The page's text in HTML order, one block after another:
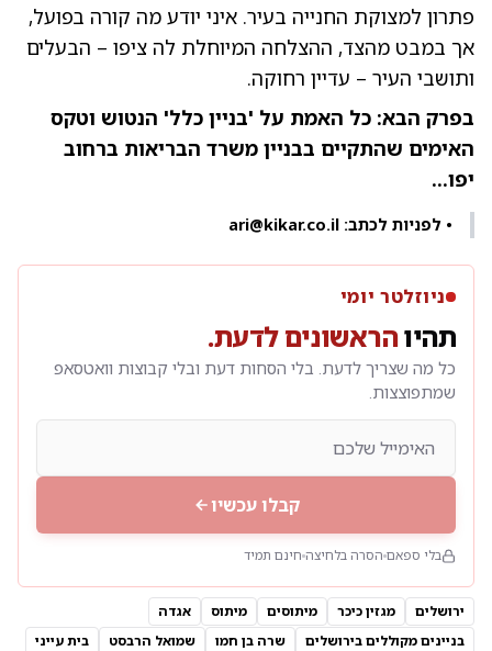
פתרון למצוקת החנייה בעיר. איני יודע מה קורה בפועל,
אך במבט מהצד, ההצלחה המיוחלת לה ציפו – הבעלים
ותושבי העיר – עדיין רחוקה.
בפרק הבא: כל האמת על 'בניין כלל' הנטוש וטקס
האימים שהתקיים בבניין משרד הבריאות ברחוב
יפו...
• לפניות לכתב: ari@kikar.co.il
ניוזלטר יומי
תהיוהראשונים לדעת.
כל מה שצריך לדעת. בלי הסחות דעת ובלי קבוצות וואטסאפ
שמתפוצצות.
קבלו עכשיו
בלי ספאם הסרה בלחיצה חינם תמיד
ירושלים מגזין כיכר מיתוסים מיתוס
אגדה
בניינים מקוללים בירושלים
שרה בן חמו שמואל הרבסט
בית עייני